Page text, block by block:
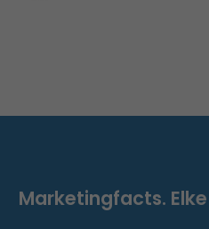
Marketingfacts.